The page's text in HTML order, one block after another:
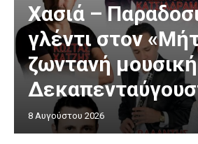
Χασιά –
γλέντι στον
ζωντανή
8 Αυγούστου 2026